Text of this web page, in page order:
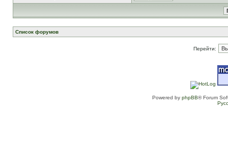
Список форумов
Перейти:
Powered by phpBB® Forum